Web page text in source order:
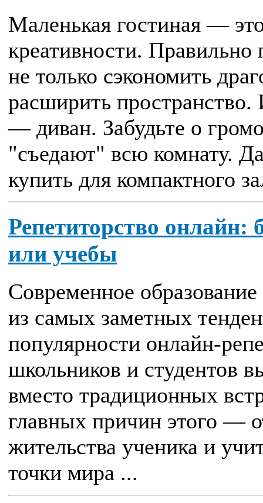
Маленькая гостиная —
креативности. Правильно
не только сэкономить
расширить пространство.
— диван. Забудьте о
"съедают" всю комнату.
купить для компактного
Репетиторство онлайн:
или учебы
Современное
из самых заметных
популярности онлайн-
школьников и студентов
вместо традиционных
главных причин этого —
жительства ученика и
точки мира ...